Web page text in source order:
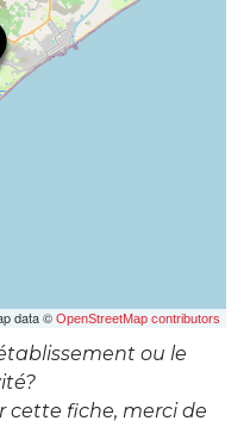
data © OpenStreetMap contributors
ou le
cette fiche, merci de